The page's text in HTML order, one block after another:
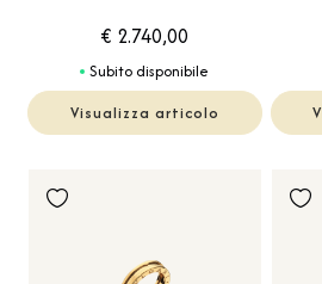
€ 2.740,00
Subito disponibile
Visualizza articolo